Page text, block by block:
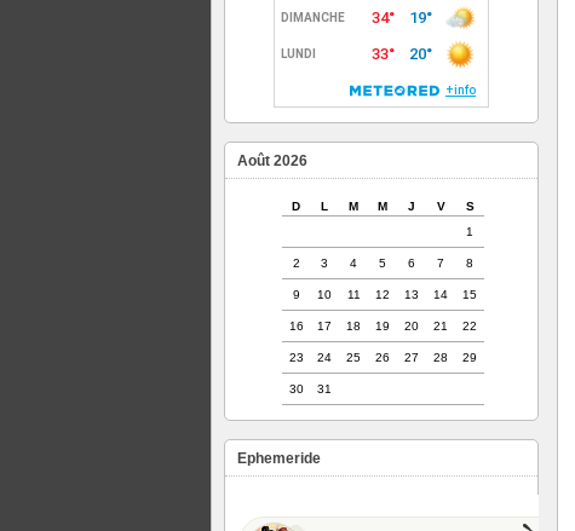
Août 2026
D L M M J V
S
1
2 3 4 5 6 7 8
9 10 11 12 13 14 15
16 17 18 19 20 21 22
23 24 25 26 27 28 29
30 31
Ephemeride